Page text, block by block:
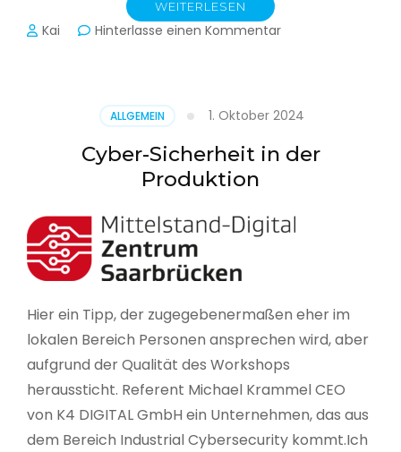
WEITERLESEN
Kai Hinterlasse einen Kommentarzu
seinen
Lagebericht
zur
in
Deutschland
ALLGEMEIN 1. Oktober 2024
Cyber-Sicherheit in der
Produktion
Hier ein Tipp, der zugegebenermaßen eher im
lokalen Bereich Personen ansprechen wird, aber
aufgrund der Qualität des Workshops
heraussticht. Referent Michael Krammel CEO
von K4 DIGITAL GmbH ein Unternehmen, das aus
dem Bereich Industrial Cybersecurity kommt.Ich